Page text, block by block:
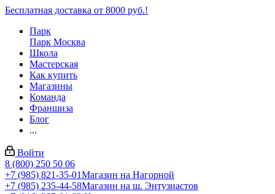
Бесплатная доставка от 8000 руб.!
Парк
Парк Москва
Школа
Мастерская
Как купить
Магазины
Команда
Франшиза
Блог
...
Войти
8 (800) 250 50 06
+7 (985) 821-35-01Магазин на Нагорной
+7 (985) 235-44-58Магазин на ш. Энтузиастов